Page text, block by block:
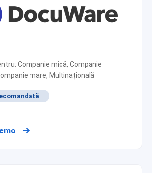
Companie mică, Companie
mare, Multinațională